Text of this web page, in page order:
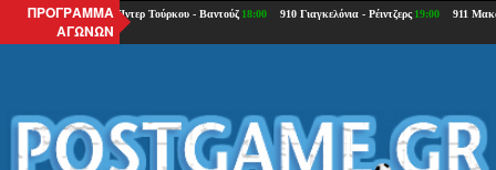
ΠΡΟΓΡΑΜΜΑ
ΑΓΩΝΩΝ